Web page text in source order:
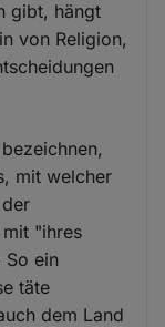
gibt, hängt
von Religion,
mit welcher
"ihres
So ein
täte
dem Land